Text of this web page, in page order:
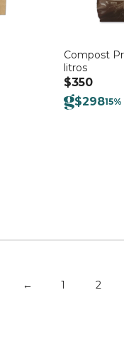
Compost
litros
$350
$298
← 1 2